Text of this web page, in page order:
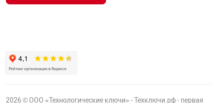
2026 © ООО «Технологические ключи» - Техключи.рф - первая